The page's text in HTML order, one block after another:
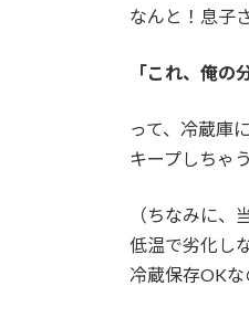
なんと！息子
「これ、俺の
って、冷蔵庫
キープしちゃ
（ちなみに、
低温で劣化し
冷蔵保存OKな